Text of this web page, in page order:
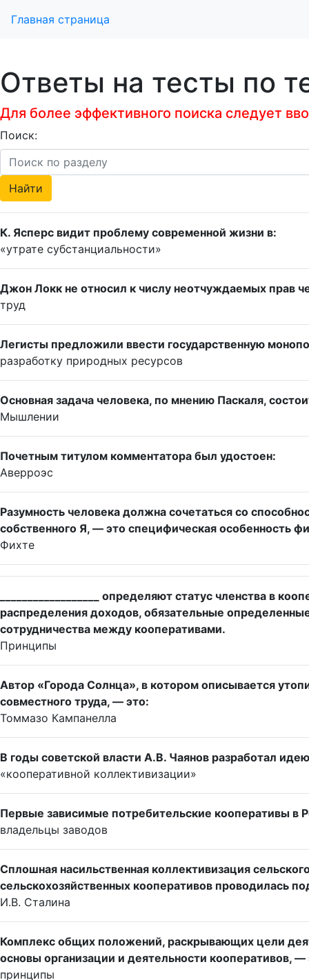
Главная страница
Ответы на тесты по
Для более эффективного поиска следует
Поиск:
К. Ясперс видит проблему современной жизни в:
«утрате субстанциальности»
Джон Локк не относил к числу неотчуждаемых прав
труд
Легисты предложили ввести государственную
разработку природных ресурсов
Основная задача человека, по мнению Паскаля,
Мышлении
Почетным титулом комментатора был удостоен:
Аверроэс
Разумность человека должна сочетаться со
собственного Я, — это специфическая особенность
Фихте
__________________ определяют статус членства в
распределения доходов, обязательные
сотрудничества между кооперативами.
Принципы
Автор «Города Солнца», в котором описывается
совместного труда, — это:
Томмазо Кампанелла
В годы советской власти А.В. Чаянов разработал
«кооперативной коллективизации»
Первые зависимые потребительские кооперативы в
владельцы заводов
Сплошная насильственная коллективизация
сельскохозяйственных кооперативов проводилась
И.В. Сталина
Комплекс общих положений, раскрывающих цели
основы организации и деятельности кооперативов, —
принципы